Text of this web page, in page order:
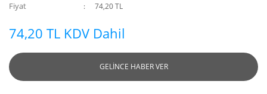
Fiyat 74,20 TL
74,20 TL KDV Dahil
GELİNCE HABER VER